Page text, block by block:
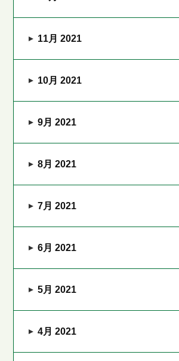
11月 2021
10月 2021
9月 2021
8月 2021
7月 2021
6月 2021
5月 2021
4月 2021